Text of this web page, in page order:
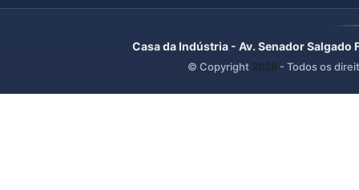
Casa da Indústria - Av. Senador
© Copyright 2026 - Todos os